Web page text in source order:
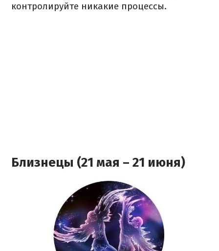
контролируйте никакие процессы.
Близнецы (21 мая – 21 июня)